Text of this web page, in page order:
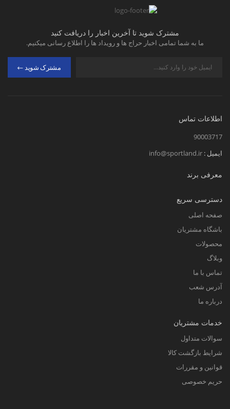
مشترک شوید تا آخرین اخبار را دریافت کنید
ما به شما تمامی اخبار حراج ها و رویداد ها را اطلاع رسانی میکنیم.
مشترک شوید
اطلاعات تماس
90003717
ایمیل : info@sportland.ir
معرفی برند
دسترسی سریع
صفحه اصلی
باشگاه مشتریان
محصولات
وبلاگ
تماس با ما
آدرس شعب
درباره ما
خدمات مشتریان
سوالات متداول
شرایط بازگشت کالا
قوانین و مقررات
حریم خصوصی